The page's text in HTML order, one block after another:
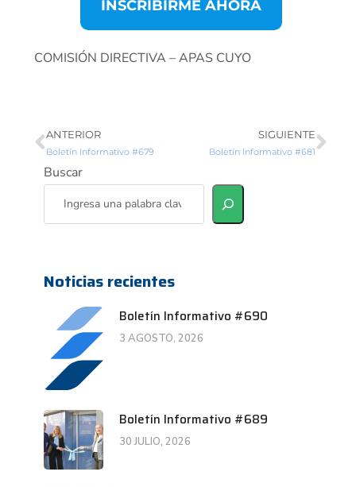
INSCRIBIRME AHORA
COMISIÓN DIRECTIVA – APAS CUYO
ANTERIOR
Boletín Informativo #679
SIGUIENTE
Boletín Informativo #681
Buscar
Noticias recientes
Boletín Informativo #690
3 AGOSTO, 2026
Boletín Informativo #689
30 JULIO, 2026